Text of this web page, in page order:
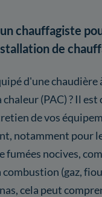
chauffagiste
de
d'une chaudière
chaleur (PAC) ? Il
de vos
notamment pour
fumées nocives,
combustion (gaz,
cela peut